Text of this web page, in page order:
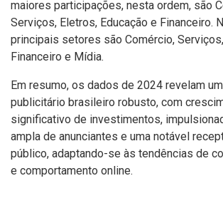
maiores participações, nesta ordem, são
Serviços, Eletros, Educação e Financeiro.
principais setores são Comércio,
Financeiro e Mídia.
Em resumo, os dados de 2024 revelam
publicitário brasileiro robusto, com
significativo de investimentos,
ampla de anunciantes e uma notável
público, adaptando-se às tendências de
e comportamento online.